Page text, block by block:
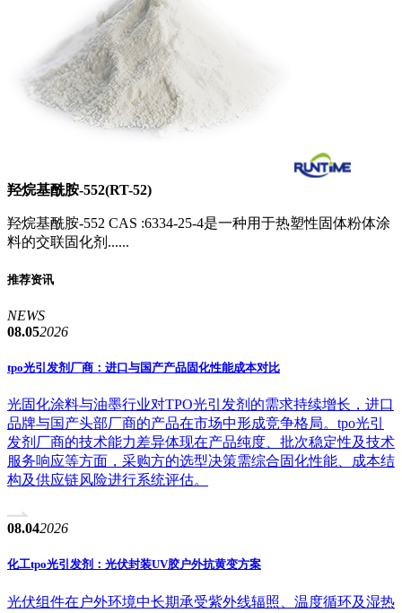
羟烷基酰胺-552(RT-52)
羟烷基酰胺-552 CAS :6334-25-4是一种用于热塑性固体粉体涂
料的交联固化剂......
推荐资讯
NEWS
08.052026
tpo光引发剂厂商：进口与国产产品固化性能成本对比
光固化涂料与油墨行业对TPO光引发剂的需求持续增长，进口
品牌与国产头部厂商的产品在市场中形成竞争格局。tpo光引
发剂厂商的技术能力差异体现在产品纯度、批次稳定性及技术
服务响应等方面，采购方的选型决策需综合固化性能、成本结
构及供应链风险进行系统评估。
08.042026
化工tpo光引发剂：光伏封装UV胶户外抗黄变方案
光伏组件在户外环境中长期承受紫外线辐照、温度循环及湿热